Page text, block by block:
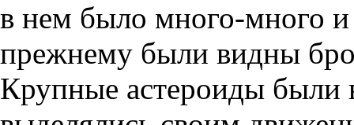
в нем было много-много
прежнему были видны
Крупные астероиды были